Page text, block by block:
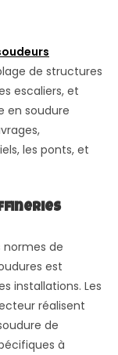
de structures
escaliers, et
en soudure
les ponts, et
normes de
est
installations. Les
réalisent
de
à